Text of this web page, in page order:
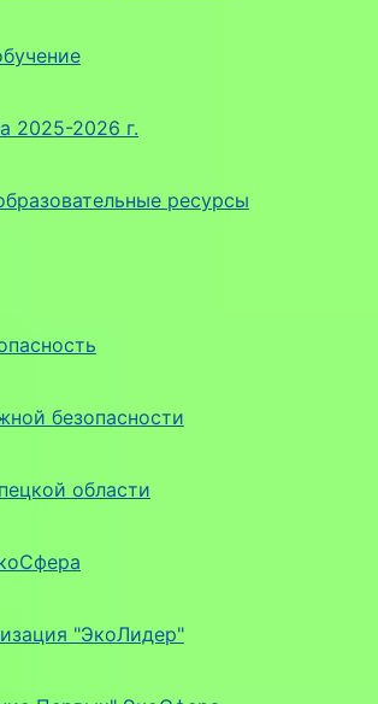
2025-2026 г.
ресурсы
безопасности
области
"ЭкоЛидер"